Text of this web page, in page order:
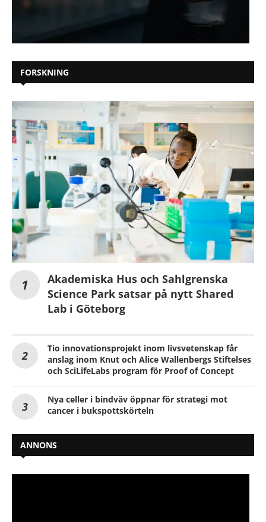
FORSKNING
Akademiska Hus och Sahlgrenska
Science Park satsar på nytt Shared
Lab i Göteborg
Tio innovationsprojekt inom livsvetenskap får
anslag inom Knut och Alice Wallenbergs Stiftelses
och SciLifeLabs program för Proof of Concept
Nya celler i bindväv öppnar för strategi mot
cancer i bukspottskörteln
ANNONS